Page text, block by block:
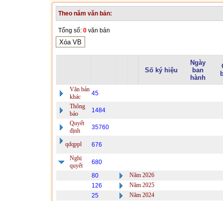
Theo năm văn bản:
Tổng số: 0 văn bản
Số ký hiệu
Ngày
ban
hành
Văn bản
khác
45
Thông
báo
1484
Quyết
định
35760
qdqppl
676
Nghị
quyết
680
80
Năm 2026
126
Năm 2025
25
Năm 2024